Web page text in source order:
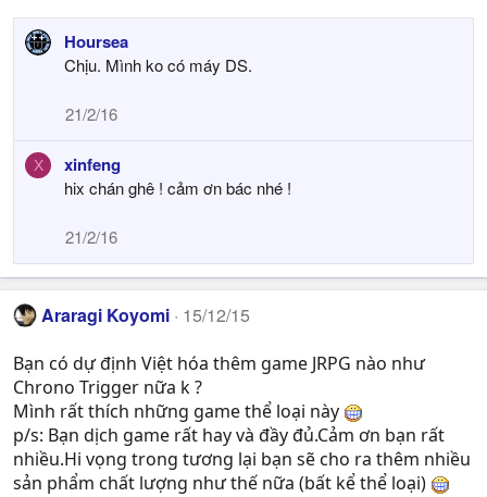
Hoursea
Chịu. Mình ko có máy DS.
21/2/16
X xinfeng
hix chán ghê ! cảm ơn bác nhé !
21/2/16
Araragi Koyomi 15/12/15
Bạn có dự định Việt hóa thêm game JRPG nào như
Chrono Trigger nữa k ?
Mình rất thích những game thể loại này
p/s: Bạn dịch game rất hay và đầy đủ.Cảm ơn bạn rất
nhiều.Hi vọng trong tương lại bạn sẽ cho ra thêm nhiều
sản phẩm chất lượng như thế nữa (bất kể thể loại)